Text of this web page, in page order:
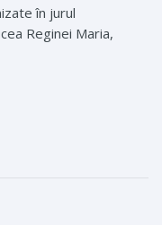
în jurul
Reginei Maria,